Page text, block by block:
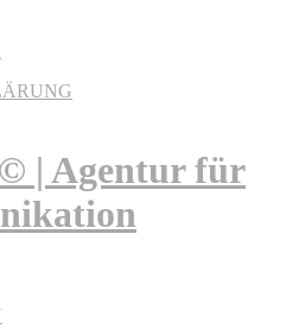
| Agentur für